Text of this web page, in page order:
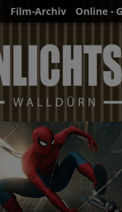
Film-Archiv Online -